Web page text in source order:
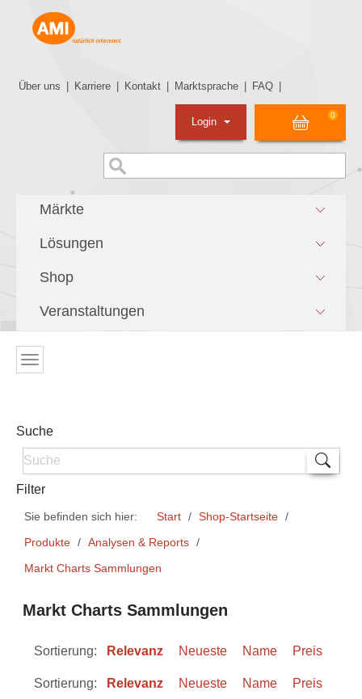
Über uns Karriere Kontakt Marktsprache FAQ
0
Login
Märkte
Lösungen
Shop
Veranstaltungen
Suche
Filter
Sie befinden sich hier: Start
Shop-Startseite
Produkte
Analysen & Reports
Markt Charts Sammlungen
Markt Charts Sammlungen
Sortierung: Relevanz Neueste Name Preis
Sortierung: Relevanz Neueste Name Preis